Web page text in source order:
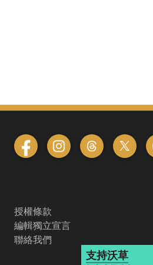
授權條款
編輯獨立宣言
聯絡我們
支持沃草